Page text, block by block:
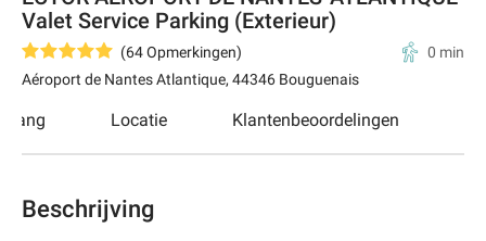
Valet Service Parking (Exterieur)
(64Opmerkingen)
0 min
Aéroport de Nantes Atlantique, 44346 Bouguenais
Locatie Klantenbeoordelingen
Beschrijving